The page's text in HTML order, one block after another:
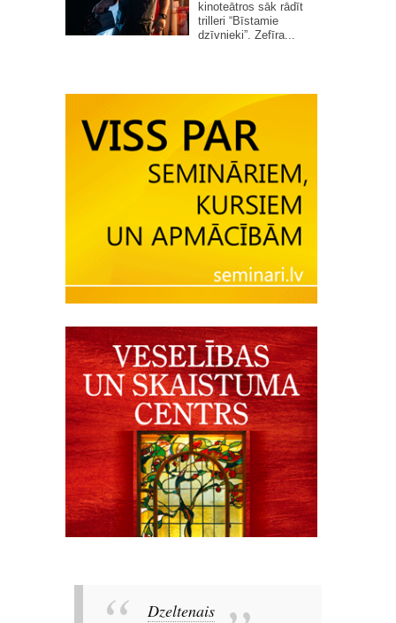
kinoteātros sāk rādīt
trilleri “Bīstamie
dzīvnieki”. Zefīra...
Dzeltenais